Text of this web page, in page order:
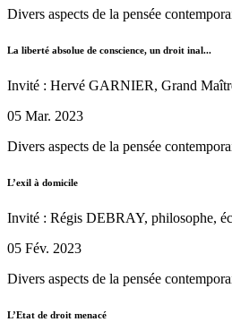
Divers aspects de la pensée
La liberté absolue de conscience, un droit inal...
Invité : Hervé GARNIER, Grand
05 Mar. 2023
Divers aspects de la pensée
L’exil à domicile
Invité : Régis DEBRAY, philosophe,
05 Fév. 2023
Divers aspects de la pensée
L’Etat de droit menacé